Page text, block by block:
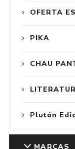
OFERTA
PIKA
CHAU
Plutón
MARCAS